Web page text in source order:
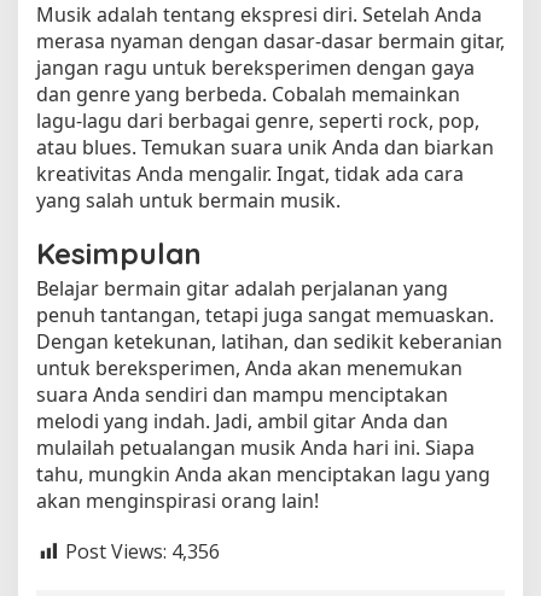
Musik adalah tentang ekspresi diri. Setelah Anda
merasa nyaman dengan dasar-dasar bermain gitar,
jangan ragu untuk bereksperimen dengan gaya
dan genre yang berbeda. Cobalah memainkan
lagu-lagu dari berbagai genre, seperti rock, pop,
atau blues. Temukan suara unik Anda dan biarkan
kreativitas Anda mengalir. Ingat, tidak ada cara
yang salah untuk bermain musik.
Kesimpulan
Belajar bermain gitar adalah perjalanan yang
penuh tantangan, tetapi juga sangat memuaskan.
Dengan ketekunan, latihan, dan sedikit keberanian
untuk bereksperimen, Anda akan menemukan
suara Anda sendiri dan mampu menciptakan
melodi yang indah. Jadi, ambil gitar Anda dan
mulailah petualangan musik Anda hari ini. Siapa
tahu, mungkin Anda akan menciptakan lagu yang
akan menginspirasi orang lain!
Post Views: 4,356